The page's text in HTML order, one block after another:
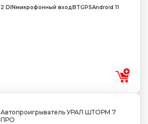
2 DINмикрофонный вход BTGPSAndroid 11
Автопроигрыватель УРАЛ ШТОРМ 7
ПРО